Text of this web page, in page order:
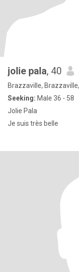
jolie pala, 40
Brazzaville,
Seeking: Male 36 - 58
Jolie Pala
Je suis très belle